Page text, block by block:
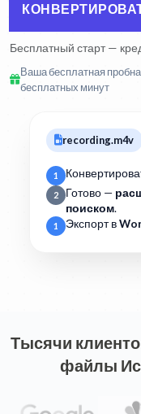
Бесплатный старт —
Ваша бесплатная
бесплатных минут
recording.m4v
1
2 Готово —
поиском.
1 Экспорт в
Тысячи
файлы